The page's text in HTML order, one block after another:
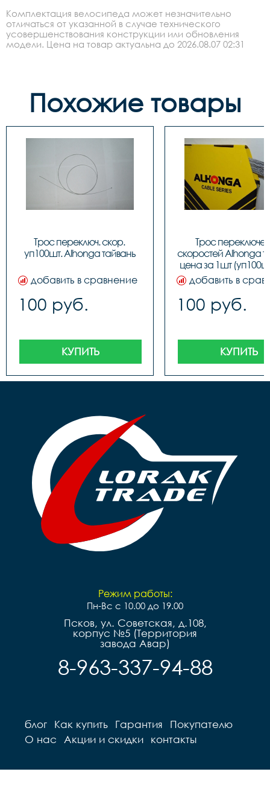
Комплектация велосипеда может незначительно
отличаться от указанной в случае технического
усовершенствования конструкции или обновления
модели. Цена на товар актуальна до 2026.08.07 02:31
Похожие товары
Трос переключ. скор.
уп100шт. Alhonga тайвань
добавить в сравнение
100 руб.
КУПИТЬ
Трос
скоростей Alhonga
цена за 1шт
40708
добавить в
100 руб.
КУПИТЬ
Режим работы:
Пн-Вс с 10.00 до 19.00
Псков, ул. Советская, д.108,
корпус №5 (Территория
завода Авар)
8-963-337-94-88
блог Как купить Гарантия
Покупателю
О нас
Акции и скидки контакты